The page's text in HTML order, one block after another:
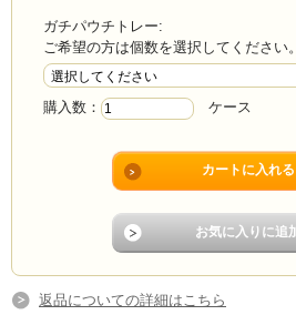
ガチパウチトレー:
ご希望の方は個数を選択してください。
購入数： ケース
返品についての詳細はこちら